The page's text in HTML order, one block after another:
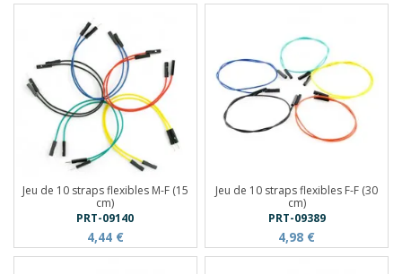
Jeu de 10 straps flexibles M-F (15
cm)
PRT-09140
4,44 €
Jeu de 10 straps flexibles F-F (30
cm)
PRT-09389
4,98 €